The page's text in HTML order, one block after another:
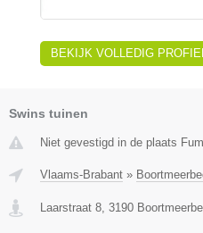
BEKIJK VOLLEDIG
Swins tuinen
Niet gevestigd in de plaats
Vlaams-Brabant »
Laarstraat 8, 3190